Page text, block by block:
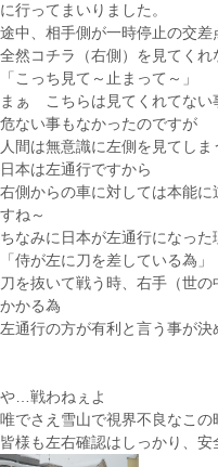
に行ってまいりました。
途中、相手側が一時停止の交差
全然コチラ（右側）を見てく
「こっち見て～止まって～」
まぁ こちらは見てくれてない
危ない事もなかったのですが
人間は無意識に左側を見てしま
日本は左通行ですから
右側からの車に対しては本能
すね～
ちなみに日本が左通行になった
「侍が左に刀を差している為」
刀を抜いて戦う時、右手（世
かかる為
左通行の方が有利と言う事が決
や…戦わねぇよ
唯でさえ雪山で視界不良なこの
皆様も左右確認はしっかり、安